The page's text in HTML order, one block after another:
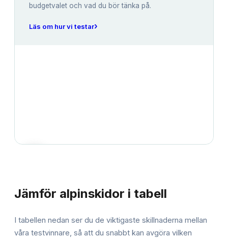
budgetvalet och vad du bör tänka på.
Läs om hur vi testar›
Jämför alpinskidor i tabell
I tabellen nedan ser du de viktigaste skillnaderna mellan
våra testvinnare, så att du snabbt kan avgöra vilken